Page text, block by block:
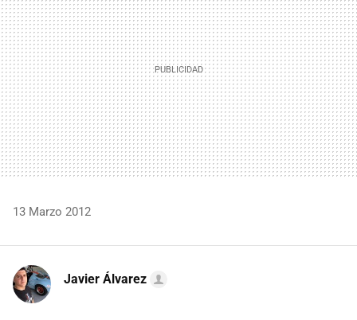
13 Marzo 2012
Javier Álvarez